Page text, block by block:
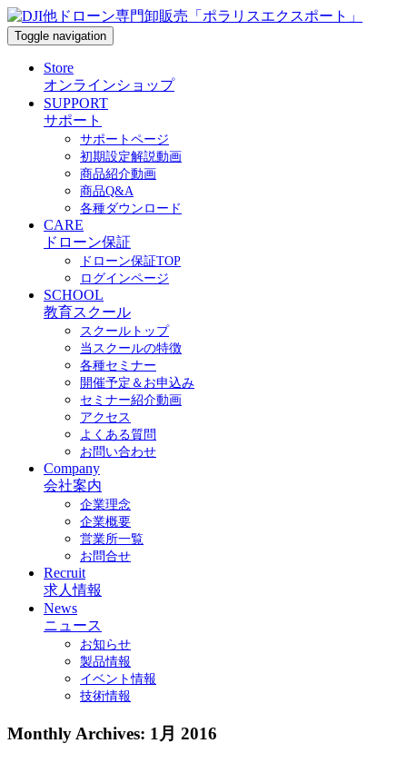
Toggle navigation
Store
オンラインショップ
SUPPORT
サポート
サポートページ
初期設定解説動画
商品紹介動画
商品Q&A
各種ダウンロード
CARE
ドローン保証
ドローン保証TOP
ログインページ
SCHOOL
教育スクール
スクールトップ
当スクールの特徴
各種セミナー
開催予定＆お申込み
セミナー紹介動画
アクセス
よくある質問
お問い合わせ
Company
会社案内
企業理念
企業概要
営業所一覧
お問合せ
Recruit
求人情報
News
ニュース
お知らせ
製品情報
イベント情報
技術情報
Monthly Archives: 1月 2016